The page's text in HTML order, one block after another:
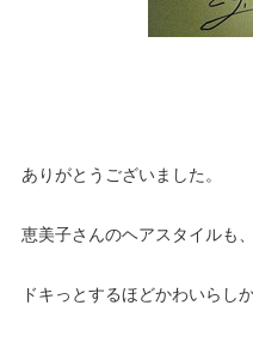
ありがとうございました。
恵美子さんのヘアスタイルも、
ドキっとするほどかわいらし